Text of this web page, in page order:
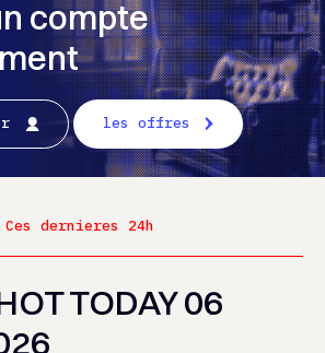
compte
les offres
Ces dernieres 24h
TODAY 06